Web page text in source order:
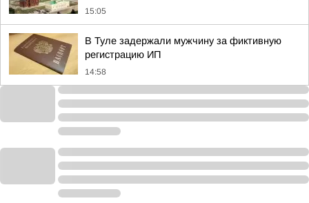
15:05
В Туле задержали мужчину за фиктивную
регистрацию ИП
14:58